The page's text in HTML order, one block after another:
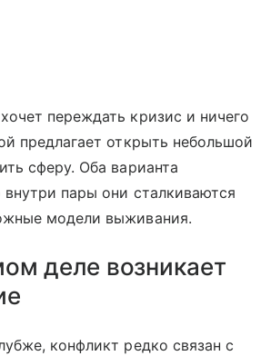
переждать кризис и ничего
предлагает открыть небольшой
сферу. Оба варианта
пары они сталкиваются
модели выживания.
деле возникает
конфликт редко связан с